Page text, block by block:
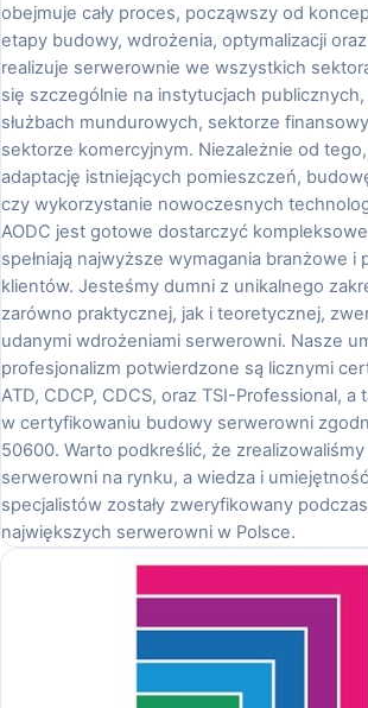
obejmuje cały proces, począwszy od
etapy budowy, wdrożenia, optymalizacji
realizuje serwerownie we wszystkich
się szczególnie na instytucjach publicznych,
służbach mundurowych, sektorze
sektorze komercyjnym. Niezależnie od
adaptację istniejących pomieszczeń,
czy wykorzystanie nowoczesnych
AODC jest gotowe dostarczyć
spełniają najwyższe wymagania branżowe i
klientów. Jesteśmy dumni z unikalnego
zarówno praktycznej, jak i teoretycznej,
udanymi wdrożeniami serwerowni. Nasze
profesjonalizm potwierdzone są licznymi
ATD, CDCP, CDCS, oraz TSI-Professional, a
w certyfikowaniu budowy serwerowni
50600. Warto podkreślić, że
serwerowni na rynku, a wiedza i
specjalistów zostały zweryfikowany
największych serwerowni w Polsce.